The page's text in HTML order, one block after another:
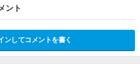
ント
ンしてコメントを書く